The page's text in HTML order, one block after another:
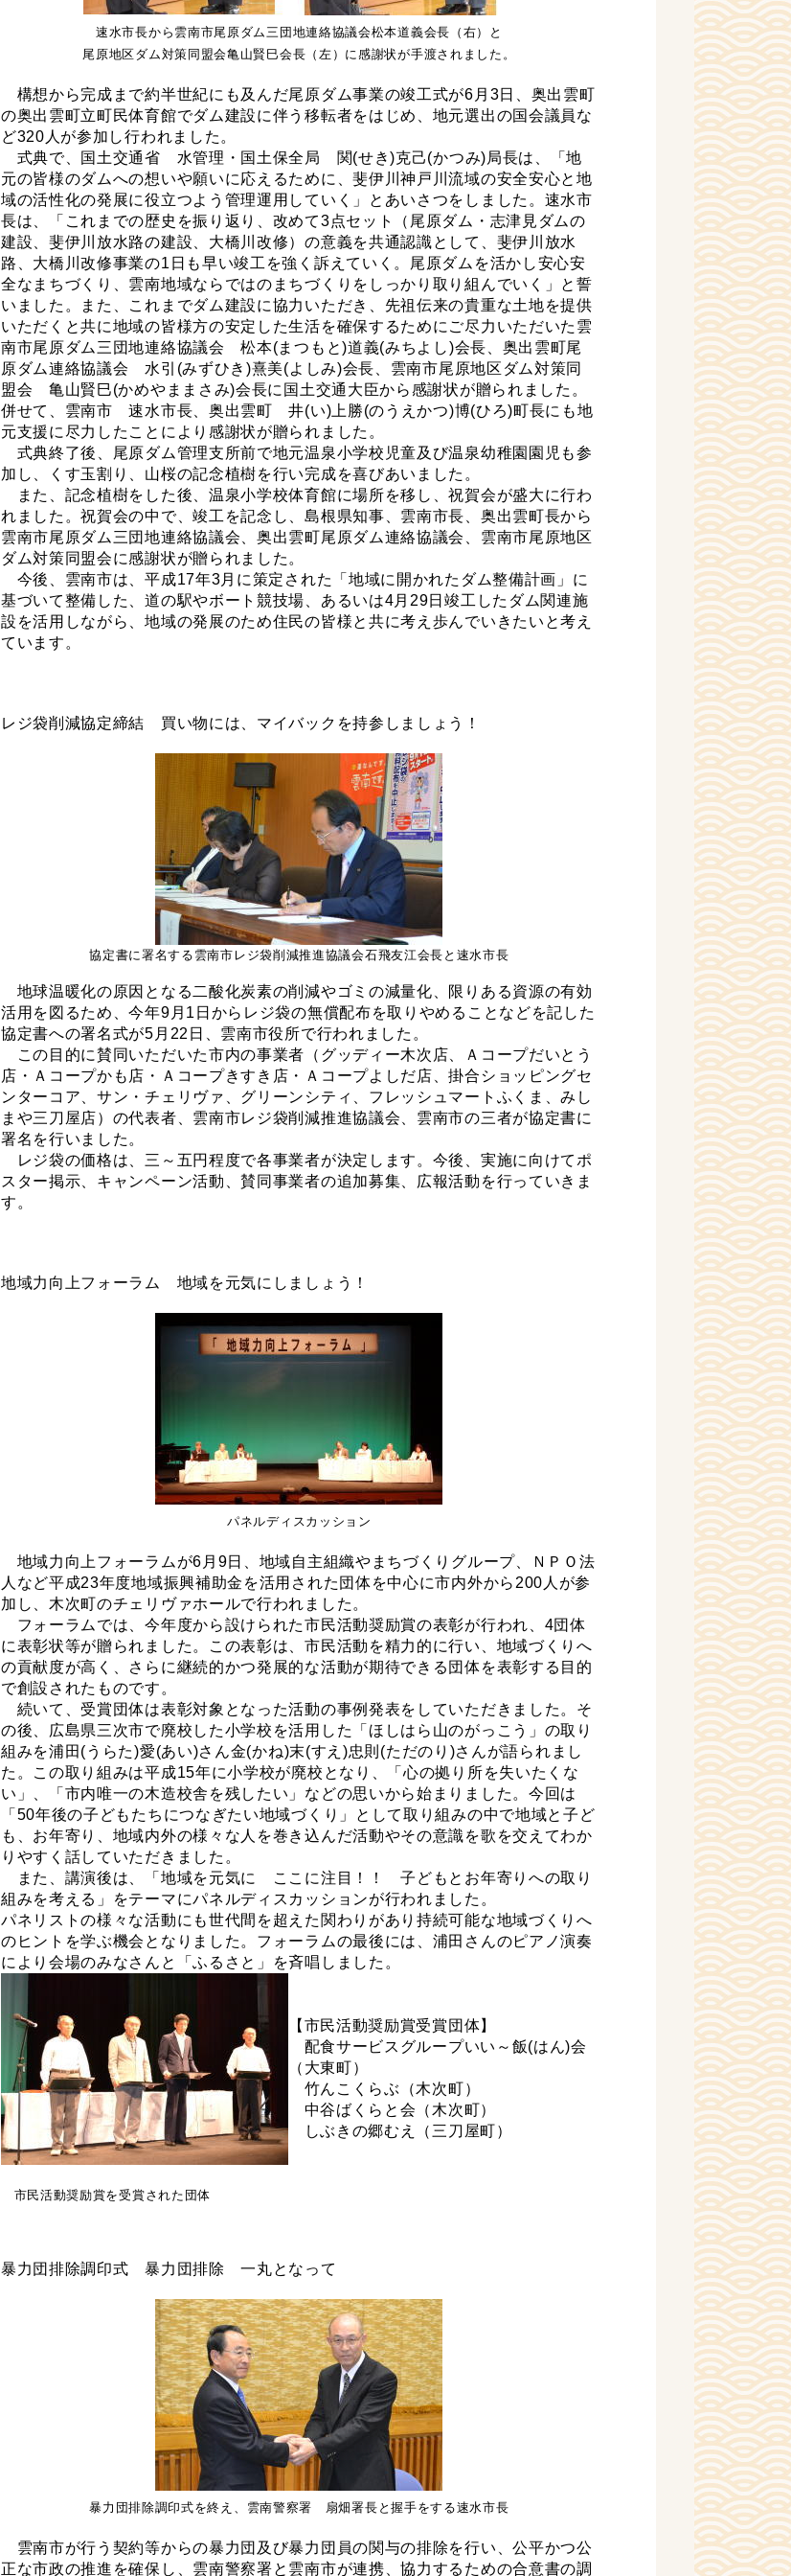
速水市長から雲南市尾原ダム三団地連絡協議会松本道義会長（右）と
尾原地区ダム対策同盟会亀山賢巳会長（左）に感謝状が手渡されました。
構想から完成まで約半世紀にも及んだ尾原ダム事業の竣工式が6月3日、奥出雲町
の奥出雲町立町民体育館でダム建設に伴う移転者をはじめ、地元選出の国会議員な
ど320人が参加し行われました。
式典で、国土交通省 水管理・国土保全局 関(せき)克己(かつみ)局長は、「地
元の皆様のダムへの想いや願いに応えるために、斐伊川神戸川流域の安全安心と地
域の活性化の発展に役立つよう管理運用していく」とあいさつをしました。速水市
長は、「これまでの歴史を振り返り、改めて3点セット（尾原ダム・志津見ダムの
建設、斐伊川放水路の建設、大橋川改修）の意義を共通認識として、斐伊川放水
路、大橋川改修事業の1日も早い竣工を強く訴えていく。尾原ダムを活かし安心安
全なまちづくり、雲南地域ならではのまちづくりをしっかり取り組んでいく」と誓
いました。また、これまでダム建設に協力いただき、先祖伝来の貴重な土地を提供
いただくと共に地域の皆様方の安定した生活を確保するためにご尽力いただいた雲
南市尾原ダム三団地連絡協議会 松本(まつもと)道義(みちよし)会長、奥出雲町尾
原ダム連絡協議会 水引(みずひき)熹美(よしみ)会長、雲南市尾原地区ダム対策同
盟会 亀山賢巳(かめやままさみ)会長に国土交通大臣から感謝状が贈られました。
併せて、雲南市 速水市長、奥出雲町 井(い)上勝(のうえかつ)博(ひろ)町長にも地
元支援に尽力したことにより感謝状が贈られました。
式典終了後、尾原ダム管理支所前で地元温泉小学校児童及び温泉幼稚園園児も参
加し、くす玉割り、山桜の記念植樹を行い完成を喜びあいました。
また、記念植樹をした後、温泉小学校体育館に場所を移し、祝賀会が盛大に行わ
れました。祝賀会の中で、竣工を記念し、島根県知事、雲南市長、奥出雲町長から
雲南市尾原ダム三団地連絡協議会、奥出雲町尾原ダム連絡協議会、雲南市尾原地区
ダム対策同盟会に感謝状が贈られました。
今後、雲南市は、平成17年3月に策定された「地域に開かれたダム整備計画」に
基づいて整備した、道の駅やボート競技場、あるいは4月29日竣工したダム関連施
設を活用しながら、地域の発展のため住民の皆様と共に考え歩んでいきたいと考え
ています。
レジ袋削減協定締結 買い物には、マイバックを持参しましょう！
協定書に署名する雲南市レジ袋削減推進協議会石飛友江会長と速水市長
地球温暖化の原因となる二酸化炭素の削減やゴミの減量化、限りある資源の有効
活用を図るため、今年9月1日からレジ袋の無償配布を取りやめることなどを記した
協定書への署名式が5月22日、雲南市役所で行われました。
この目的に賛同いただいた市内の事業者（グッディー木次店、Ａコープだいとう
店・Ａコープかも店・Ａコープきすき店・Ａコープよしだ店、掛合ショッピングセ
ンターコア、サン・チェリヴァ、グリーンシティ、フレッシュマートふくま、みし
まや三刀屋店）の代表者、雲南市レジ袋削減推進協議会、雲南市の三者が協定書に
署名を行いました。
レジ袋の価格は、三～五円程度で各事業者が決定します。今後、実施に向けてポ
スター掲示、キャンペーン活動、賛同事業者の追加募集、広報活動を行っていきま
す。
地域力向上フォーラム 地域を元気にしましょう！
パネルディスカッション
地域力向上フォーラムが6月9日、地域自主組織やまちづくりグループ、ＮＰＯ法
人など平成23年度地域振興補助金を活用された団体を中心に市内外から200人が参
加し、木次町のチェリヴァホールで行われました。
フォーラムでは、今年度から設けられた市民活動奨励賞の表彰が行われ、4団体
に表彰状等が贈られました。この表彰は、市民活動を精力的に行い、地域づくりへ
の貢献度が高く、さらに継続的かつ発展的な活動が期待できる団体を表彰する目的
で創設されたものです。
続いて、受賞団体は表彰対象となった活動の事例発表をしていただきました。そ
の後、広島県三次市で廃校した小学校を活用した「ほしはら山のがっこう」の取り
組みを浦田(うらた)愛(あい)さん金(かね)末(すえ)忠則(ただのり)さんが語られまし
た。この取り組みは平成15年に小学校が廃校となり、「心の拠り所を失いたくな
い」、「市内唯一の木造校舎を残したい」などの思いから始まりました。今回は
「50年後の子どもたちにつなぎたい地域づくり」として取り組みの中で地域と子ど
も、お年寄り、地域内外の様々な人を巻き込んだ活動やその意識を歌を交えてわか
りやすく話していただきました。
また、講演後は、「地域を元気に ここに注目！！ 子どもとお年寄りへの取り
組みを考える」をテーマにパネルディスカッションが行われました。
パネリストの様々な活動にも世代間を超えた関わりがあり持続可能な地域づくりへ
のヒントを学ぶ機会となりました。フォーラムの最後には、浦田さんのピアノ演奏
により会場のみなさんと「ふるさと」を斉唱しました。
【市民活動奨励賞受賞団体】
配食サービスグループいい～飯(はん)会
（大東町）
竹んこくらぶ（木次町）
中谷ばくらと会（木次町）
しぶきの郷むえ（三刀屋町）
市民活動奨励賞を受賞された団体
暴力団排除調印式 暴力団排除 一丸となって
暴力団排除調印式を終え、雲南警察署 扇畑署長と握手をする速水市長
雲南市が行う契約等からの暴力団及び暴力団員の関与の排除を行い、公平かつ公
正な市政の推進を確保し、雲南警察署と雲南市が連携、協力するための合意書の調